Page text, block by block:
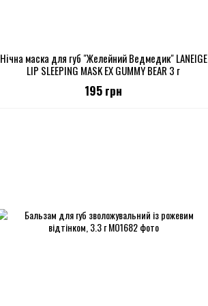
Нічна маска для губ "Желейний Ведмедик" LANEIGE
LIP SLEEPING MASK EX GUMMY BEAR 3 г
195 грн